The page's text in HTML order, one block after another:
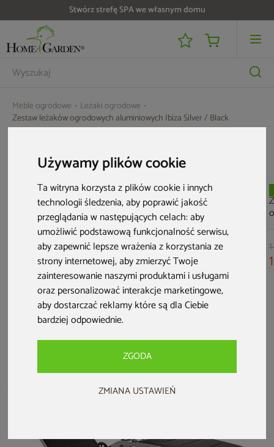
Używamy plików cookie
Ta witryna korzysta z plików cookie i innych
technologii śledzenia, aby poprawić jakość
przeglądania w następujących celach:aby
umożliwić podstawową funkcjonalność serwisu,
aby zapewnić lepsze wrażenia z korzystania ze
strony internetowej,aby zmierzyć Twoje
zainteresowanie naszymi produktami i usługami
oraz personalizować interakcje marketingowe,
aby dostarczać reklamy które są dla Ciebie
bardziej odpowiednie.
ZGODA
ZMIANA USTAWIEŃ
Stwórz strefę SPA we własnym domu
Meble ogrodowe
Leżaki ogrodowe
Zestaw leżaków ogrodowych aluminiowych Ibiza Silver / Black
Leżak ogrodowy
aluminiowy Ibiza
Silver / Black
389 zł
Leżak ogrodowy
aluminiowy Ibiza
Grey / Window
Grey
389 zł
Leżak ogrodowy
Monako White /
Blue
Nowość